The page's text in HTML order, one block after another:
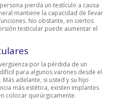
pierda un testículo a causa
mantiene la capacidad de llevar
No obstante, en ciertos
testicular puede aumentar el
por la pérdida de un
para algunos varones desde el
adelante, si usted y su hijo
más estética, existen implantes
colocar quirúrgicamente.